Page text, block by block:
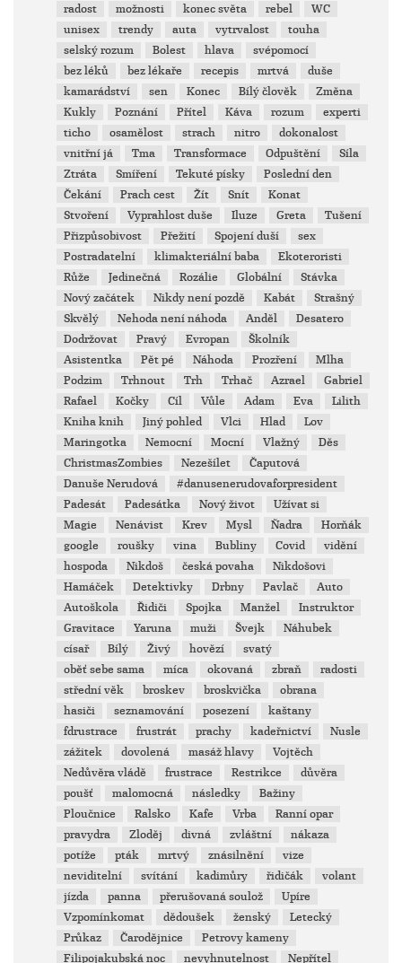
radost
možnosti konec světa rebel
WC
unisex
trendy auta vytrvalost
touha
selský rozum
Bolest hlava
svépomocí
bez léků
bez lékaře recepis mrtvá
duše
kamarádství
sen Konec Bílý člověk
Změna
Kukly
Poznání Přítel Káva rozum
experti
ticho
osamělost strach nitro
dokonalost
vnitřní já
Tma Transformace Odpuštění
Síla
Ztráta
Smíření Tekuté písky
Poslední den
Čekání
Prach cest Žít Snít
Konat
Stvoření
Vyprahlost duše Iluze Greta
Tušení
Přizpůsobivost
Přežití Spojení duší
sex
Postradatelní
klimakteriální baba
Ekoteroristi
Růže
Jedinečná Rozálie Globální
Stávka
Nový začátek
Nikdy není pozdě Kabát
Strašný
Skvělý
Nehoda není náhoda Anděl
Desatero
Dodržovat
Pravý Evropan
Školník
Asistentka
Pět pé Náhoda Prozření
Mlha
Podzim
Trhnout Trh Trhač Azrael
Gabriel
Rafael
Kočky Cíl Vůle Adam Eva
Lilith
Kniha knih
Jiný pohled Vlci Hlad
Lov
Maringotka
Nemocní Mocní Vlažný
Děs
ChristmasZombies
Nezešílet
Čaputová
Danuše Nerudová
#danusenerudovaforpresident
Padesát
Padesátka Nový život
Užívat si
Magie
Nenávist Krev Mysl Ňadra
Horňák
google
roušky vina Bubliny Covid
vidění
hospoda
Nikdoš česká povaha
Nikdošovi
Hamáček
Detektivky Drbny Pavlač
Auto
Autoškola
Řidiči Spojka Manžel
Instruktor
Gravitace
Yaruna muži Švejk
Náhubek
císař
Bílý Živý hovězí
svatý
oběť sebe sama
míca okovaná zbraň
radosti
střední věk
broskev broskvička
obrana
hasiči
seznamování posezení
kaštany
fdrustrace
frustrát prachy kadeřnictví
Nusle
zážitek
dovolená masáž hlavy
Vojtěch
Nedůvěra vládě
frustrace Restrikce
důvěra
poušť
malomocná následky
Bažiny
Ploučnice
Ralsko Kafe Vrba
Ranní opar
pravydra
Zloděj divná zvláštní
nákaza
potíže
pták mrtvý znásilnění
vize
neviditelní
svítání kadimůry řidičák
volant
jízda
panna přerušovaná soulož
Upíre
Vzpomínkomat
dědoušek ženský
Letecký
Průkaz
Čarodějnice
Petrovy kameny
Filipojakubská noc
nevyhnutelnost Nepřítel